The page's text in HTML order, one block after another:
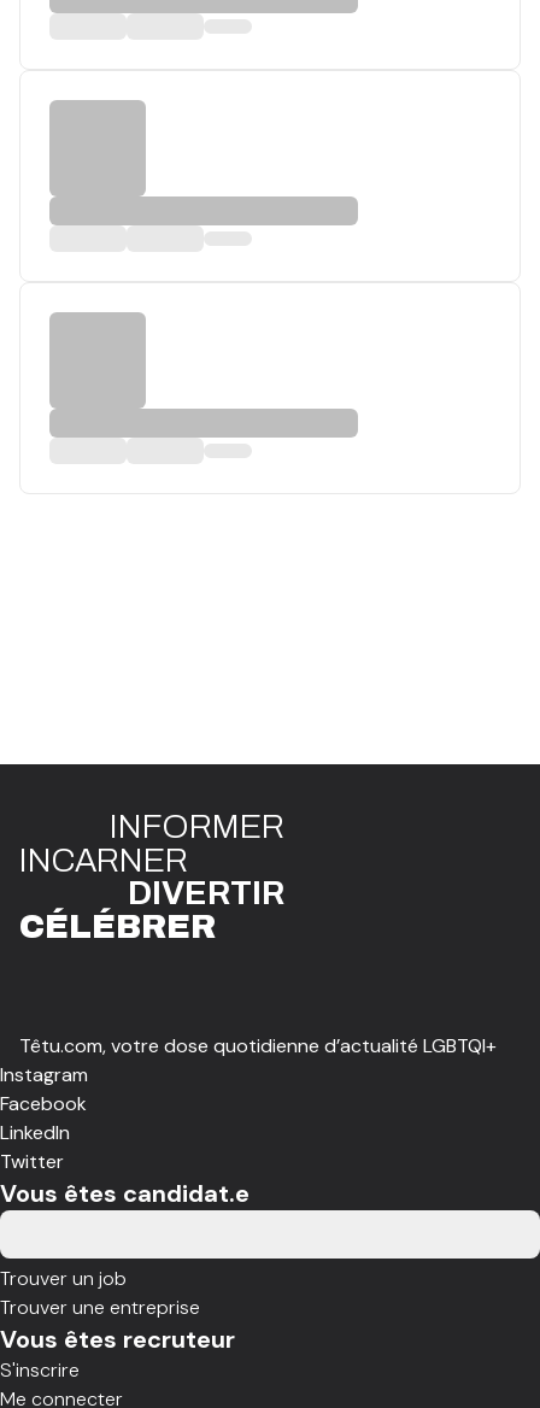
INFORMER
INCARNER
DIVERTIR
CÉLÉBRER
Têtu.com, votre dose quotidienne d’actualité LGBTQI+
Instagram
Facebook
LinkedIn
Twitter
Vous êtes candidat.e
Trouver un job
Trouver une entreprise
Vous êtes recruteur
S'inscrire
Me connecter